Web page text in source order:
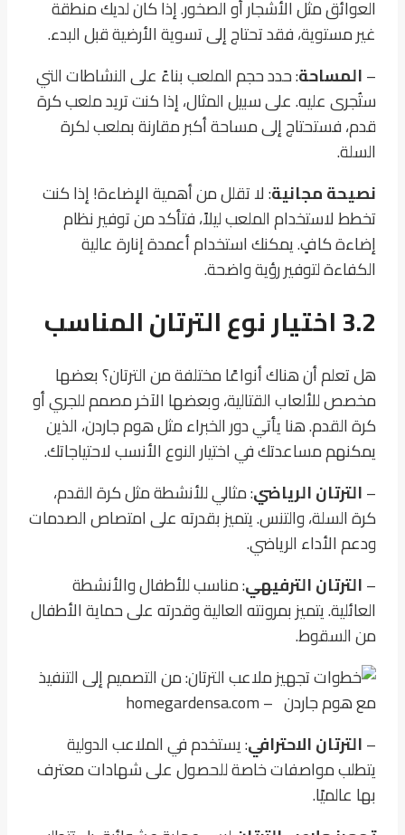
العوائق مثل الأشجار أو الصخور. إذا كان لديك منطقة
غير مستوية، فقد تحتاج إلى تسوية الأرضية قبل البدء.
–المساحة: حدد حجم الملعب بناءً على النشاطات التي
ستُجرى عليه. على سبيل المثال، إذا كنت تريد ملعب كرة
قدم، فستحتاج إلى مساحة أكبر مقارنة بملعب لكرة
السلة.
نصيحة مجانية: لا تقلل من أهمية الإضاءة! إذا كنت
تخطط لاستخدام الملعب ليلاً، فتأكد من توفير نظام
إضاءة كافٍ. يمكنك استخدام أعمدة إنارة عالية
الكفاءة لتوفير رؤية واضحة.
3.2 اختيار نوع الترتان المناسب
هل تعلم أن هناك أنواعًا مختلفة من الترتان؟ بعضها
مخصص للألعاب القتالية، وبعضها الآخر مصمم للجري أو
كرة القدم. هنا يأتي دور الخبراء مثل هوم جاردن، الذين
يمكنهم مساعدتك في اختيار النوع الأنسب لاحتياجاتك.
–الترتانالرياضي: مثالي للأنشطة مثل كرة القدم،
كرة السلة، والتنس. يتميز بقدرته على امتصاص الصدمات
ودعم الأداء الرياضي.
–الترتان الترفيهي: مناسب للأطفال والأنشطة
العائلية. يتميز بمرونته العالية وقدرته على حماية الأطفال
من السقوط.
–الترتان الاحترافي: يستخدم في الملاعب الدولية
يتطلب مواصفات خاصة للحصول على شهادات معترف
بها عالميًا.